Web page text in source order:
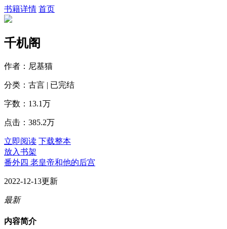
书籍详情 首页
千机阁
作者：尼基猫
分类：古言 | 已完结
字数：13.1万
点击：385.2万
立即阅读 下载整本
放入书架
番外四 老皇帝和他的后宫
2022-12-13更新
最新
内容简介